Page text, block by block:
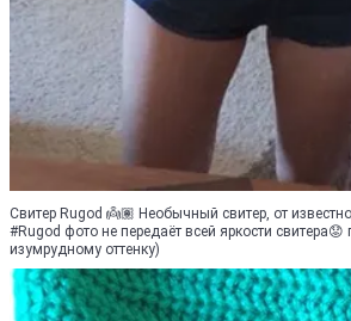
Свитер Rugod 👼🏽 Необычный свитер, от
#Rugod фото не передаёт всей яркости свитера😟
изумрудному оттенку)